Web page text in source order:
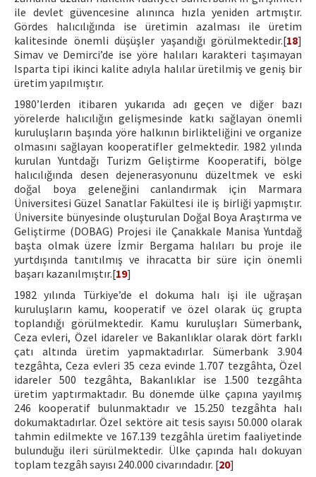
ile devlet güvencesine alınınca hızla yeniden artmıştır.
Gördes halıcılığında ise üretimin azalması ile üretim
kalitesinde önemli düşüşler yaşandığı görülmektedir.[18]
Simav ve Demirci’de ise yöre halıları karakteri taşımayan
Isparta tipi ikinci kalite adıyla halılar üretilmiş ve geniş bir
üretim yapılmıştır.
1980’lerden itibaren yukarıda adı geçen ve diğer bazı
yörelerde halıcılığın gelişmesinde katkı sağlayan önemli
kuruluşların başında yöre halkının birlikteliğini ve organize
olmasını sağlayan kooperatifler gelmektedir. 1982 yılında
kurulan Yuntdağı Turizm Geliştirme Kooperatifi, bölge
halıcılığında desen dejenerasyonunu düzeltmek ve eski
doğal boya geleneğini canlandırmak için Marmara
Üniversitesi Güzel Sanatlar Fakültesi ile iş birliği yapmıştır.
Üniversite bünyesinde oluşturulan Doğal Boya Araştırma ve
Geliştirme (DOBAG) Projesi ile Çanakkale Manisa Yuntdağ
başta olmak üzere İzmir Bergama halıları bu proje ile
yurtdışında tanıtılmış ve ihracatta bir süre için önemli
başarı kazanılmıştır.[19]
1982 yılında Türkiye’de el dokuma halı işi ile uğraşan
kuruluşların kamu, kooperatif ve özel olarak üç grupta
toplandığı görülmektedir. Kamu kuruluşları Sümerbank,
Ceza evleri, Özel idareler ve Bakanlıklar olarak dört farklı
çatı altında üretim yapmaktadırlar. Sümerbank 3.904
tezgâhta, Ceza evleri 35 ceza evinde 1.707 tezgâhta, Özel
idareler 500 tezgâhta, Bakanlıklar ise 1.500 tezgâhta
üretim yaptırmaktadır. Bu dönemde ülke çapına yayılmış
246 kooperatif bulunmaktadır ve 15.250 tezgâhta halı
dokumaktadırlar. Özel sektöre ait tesis sayısı 50.000 olarak
tahmin edilmekte ve 167.139 tezgâhla üretim faaliyetinde
bulunduğu ileri sürülmektedir. Ülke çapında halı dokuyan
toplam tezgâh sayısı 240.000 civarındadır. [20]